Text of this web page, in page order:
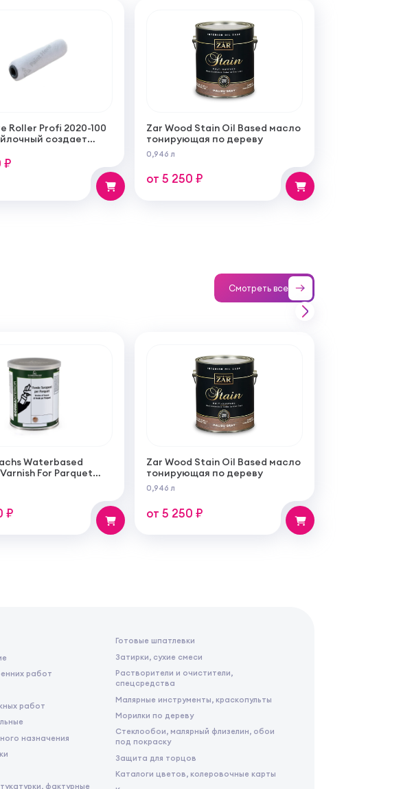
Roller Profi 2020-100
создает
100мм
₽
Zar Wood Stain Oil Based масло
тонирующая по дереву
0,946 л
от 5 250 ₽
Смотреть все
Waterbased
For Parquet
паркета на водной
внутренних работ
₽
Zar Wood Stain Oil Based масло
тонирующая по дереву
0,946 л
от 5 250 ₽
работ
работ
назначения
фактурные
Готовые шпатлевки
Затирки, сухие смеси
Растворители и очистители,
спецсредства
Малярные инструменты, краскопульты
Морилки по дереву
Стеклообои, малярный флизелин, обои
под покраску
Защита для торцов
Каталоги цветов, колеровочные карты